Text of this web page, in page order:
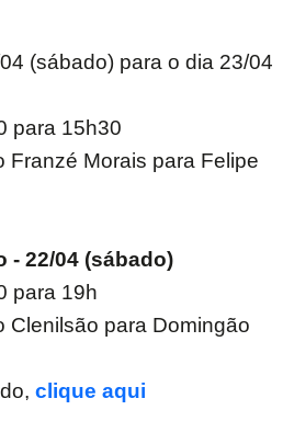
(sábado) para o dia 23/04
para 15h30
Franzé Morais para Felipe
- 22/04 (sábado)
para 19h
Clenilsão para Domingão
clique aqui